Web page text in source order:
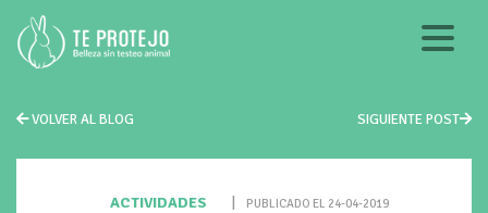
VOLVER AL BLOG SIGUIENTE POST
ACTIVIDADES PUBLICADO EL 24-04-2019